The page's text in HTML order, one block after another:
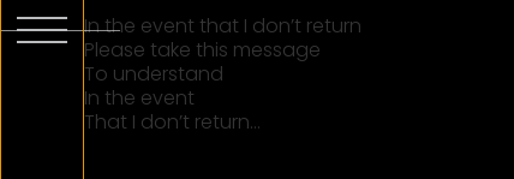
In the event that I don’t return
Please take this message
To understand
In the event
That I don’t return…